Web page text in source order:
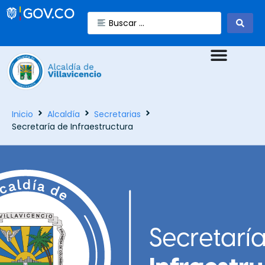
Inicio Alcaldía
Secretarias
Secretaría de Infraestructura